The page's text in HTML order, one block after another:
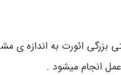
بزرگی ائورت به اندازه ی
انجام میشود .